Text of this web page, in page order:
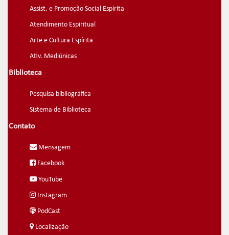
Assist. e Promoção Social Espírita
Atendimento Espiritual
Arte e Cultura Espírita
Ativ. Mediúnicas
Biblioteca
Pesquisa bibliográfica
Sistema de Biblioteca
Contato
Mensagem
Facebook
YouTube
Instagram
PodCast
Localização